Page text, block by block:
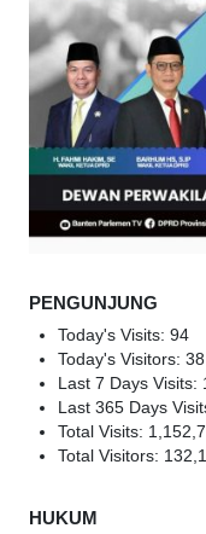
PENGUNJUNG
Today's Visits: 94
Today's Visitors: 38
Last 7 Days Visits:
Last 365 Days
Total Visits:
Total Visitors:
HUKUM